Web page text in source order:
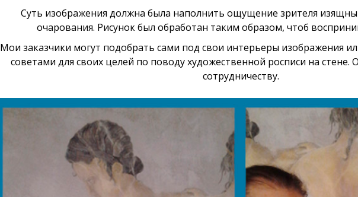
Суть изображения должна была наполнить ощущение зрителя
очарования. Рисунок был обработан таким образом, чтоб
Мои заказчики могут подобрать сами под свои интерьеры изображения
советами для своих целей по поводу художественной росписи на
сотрудничеству.